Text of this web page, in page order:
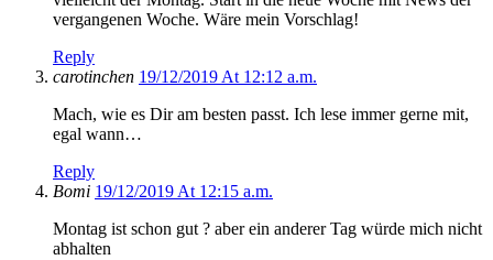
vergangenen Woche. Wäre mein Vorschlag!
Reply
carotinchen 19/12/2019 At 12:12 a.m.
Mach, wie es Dir am besten passt. Ich lese immer gerne mit,
egal wann…
Reply
Bomi 19/12/2019 At 12:15 a.m.
Montag ist schon gut ? aber ein anderer Tag würde mich nicht
abhalten